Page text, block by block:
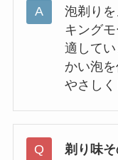
泡剃り
キング
適して
かい泡
やさしく
剃り味